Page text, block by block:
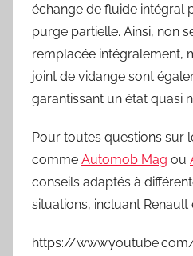
échange de fluide intégral
purge partielle. Ainsi, non
remplacée intégralement,
joint de vidange sont
garantissant un état quasi
Pour toutes questions sur
comme Automob Mag ou
conseils adaptés à
situations, incluant Renault
https://